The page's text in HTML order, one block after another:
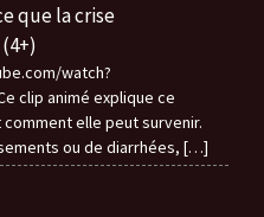
que la crise
watch?
clip animé explique ce
elle peut survenir.
ou de diarrhées, […]